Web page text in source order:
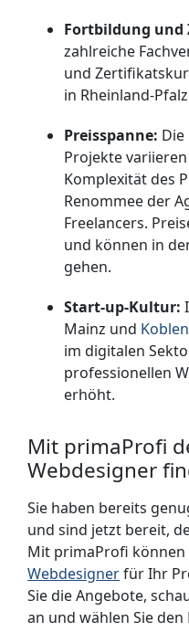
Fortbildung und
zahlreiche
und
in Rheinland-
Preisspanne:
Projekte
Komplexität des
Renommee der
Freelancers.
und können in
gehen.
Start-up-Kultur:
Mainz und
im digitalen
professionellen
erhöht.
Mit primaProfi
Webdesigner
Sie haben bereits
und sind jetzt bereit,
Mit primaProfi können
Webdesignerfür Ihr
Sie die Angebote,
an und wählen Sie